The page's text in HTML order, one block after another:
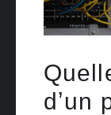
dʼun